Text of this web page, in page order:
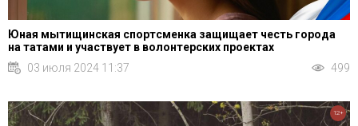
Юная мытищинская спортсменка защищает честь города
на татами и участвует в волонтерских проектах
03 июля 2024 11:37
499
12+